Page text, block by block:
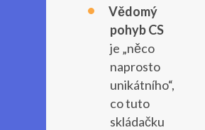
Vědomý
pohyb CS
je „něco
naprosto
unikátního“,
co tuto
skládačku